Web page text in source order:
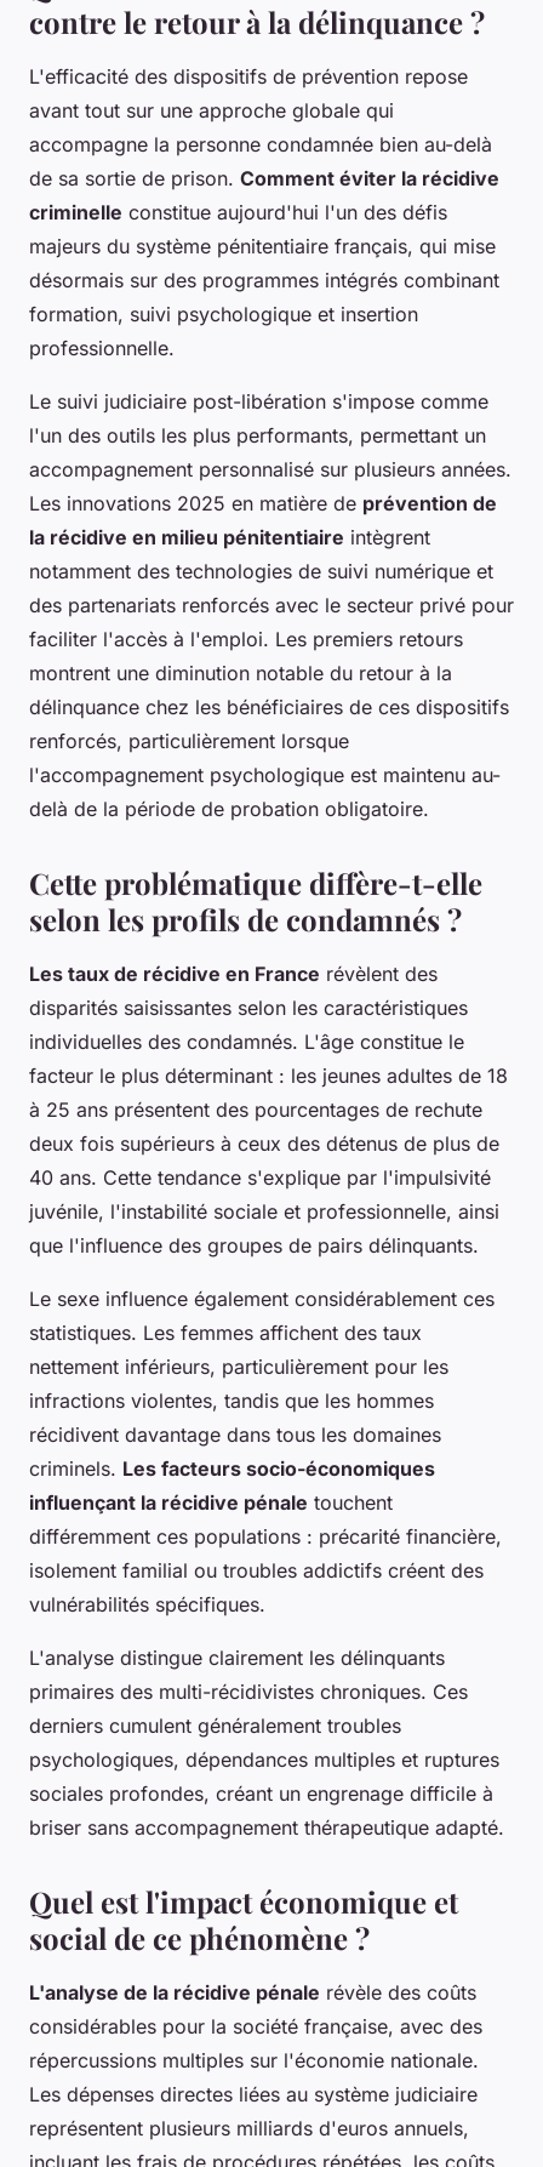
contre le retour à la délinquance ?
L'efficacité des dispositifs de prévention repose
avant tout sur une approche globale qui
accompagne la personne condamnée bien au-delà
de sa sortie de prison. Comment éviter la récidive
criminelle constitue aujourd'hui l'un des défis
majeurs du système pénitentiaire français, qui mise
désormais sur des programmes intégrés combinant
formation, suivi psychologique et insertion
professionnelle.
Le suivi judiciaire post-libération s'impose comme
l'un des outils les plus performants, permettant un
accompagnement personnalisé sur plusieurs années.
Les innovations 2025 en matière de prévention de
la récidive en milieu pénitentiaire intègrent
notamment des technologies de suivi numérique et
des partenariats renforcés avec le secteur privé pour
faciliter l'accès à l'emploi. Les premiers retours
montrent une diminution notable du retour à la
délinquance chez les bénéficiaires de ces dispositifs
renforcés, particulièrement lorsque
l'accompagnement psychologique est maintenu au-
delà de la période de probation obligatoire.
Cette problématique diffère-t-elle
selon les profils de condamnés ?
Les taux de récidive en France révèlent des
disparités saisissantes selon les caractéristiques
individuelles des condamnés. L'âge constitue le
facteur le plus déterminant : les jeunes adultes de 18
à 25 ans présentent des pourcentages de rechute
deux fois supérieurs à ceux des détenus de plus de
40 ans. Cette tendance s'explique par l'impulsivité
juvénile, l'instabilité sociale et professionnelle, ainsi
que l'influence des groupes de pairs délinquants.
Le sexe influence également considérablement ces
statistiques. Les femmes affichent des taux
nettement inférieurs, particulièrement pour les
infractions violentes, tandis que les hommes
récidivent davantage dans tous les domaines
criminels. Les facteurs socio-économiques
influençant la récidive pénale touchent
différemment ces populations : précarité financière,
isolement familial ou troubles addictifs créent des
vulnérabilités spécifiques.
L'analyse distingue clairement les délinquants
primaires des multi-récidivistes chroniques. Ces
derniers cumulent généralement troubles
psychologiques, dépendances multiples et ruptures
sociales profondes, créant un engrenage difficile à
briser sans accompagnement thérapeutique adapté.
Quel est l'impact économique et
social de ce phénomène ?
L'analyse de la récidive pénale révèle des coûts
considérables pour la société française, avec des
répercussions multiples sur l'économie nationale.
Les dépenses directes liées au système judiciaire
représentent plusieurs milliards d'euros annuels,